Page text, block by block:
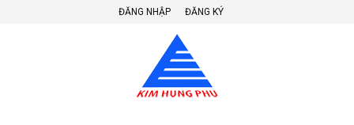
ĐĂNG NHẬP ĐĂNG KÝ